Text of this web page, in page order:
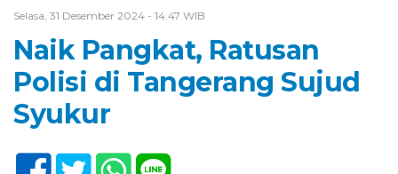
Selasa, 31 Desember 2024 - 14:47 WIB
Naik Pangkat, Ratusan
Polisi di Tangerang Sujud
Syukur